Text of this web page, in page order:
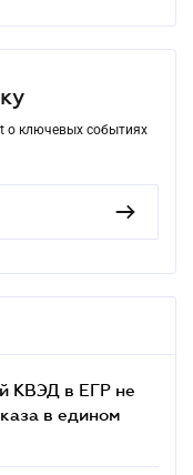
о ключевых событиях
КВЭД в ЕГР не
в едином